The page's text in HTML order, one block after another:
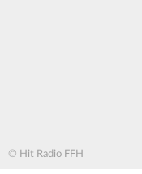
© Hit Radio FFH